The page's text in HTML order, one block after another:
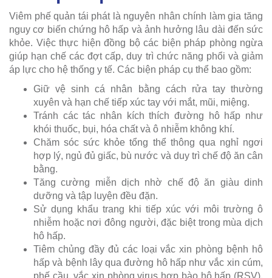
Viêm phế quản tái phát là nguyên nhân chính làm gia tăng
nguy cơ biến chứng hô hấp và ảnh hưởng lâu dài đến sức
khỏe. Việc thực hiện đồng bộ các biện pháp phòng ngừa
giúp hạn chế các đợt cấp, duy trì chức năng phổi và giảm
áp lực cho hệ thống y tế. Các biện pháp cụ thể bao gồm:
Giữ vệ sinh cá nhân bằng cách rửa tay thường
xuyên và hạn chế tiếp xúc tay với mắt, mũi, miệng.
Tránh các tác nhân kích thích đường hô hấp như
khói thuốc, bụi, hóa chất và ô nhiễm không khí.
Chăm sóc sức khỏe tổng thể thông qua nghỉ ngơi
hợp lý, ngủ đủ giấc, bù nước và duy trì chế độ ăn cân
bằng.
Tăng cường miễn dịch nhờ chế độ ăn giàu dinh
dưỡng và tập luyện đều đặn.
Sử dụng khẩu trang khi tiếp xúc với môi trường ô
nhiễm hoặc nơi đông người, đặc biệt trong mùa dịch
hô hấp.
Tiêm chủng đầy đủ các loại vắc xin phòng bệnh hô
hấp và bệnh lây qua đường hô hấp như vắc xin cúm,
phế cầu, vắc xin phòng virus hợp bào hô hấp (RSV),